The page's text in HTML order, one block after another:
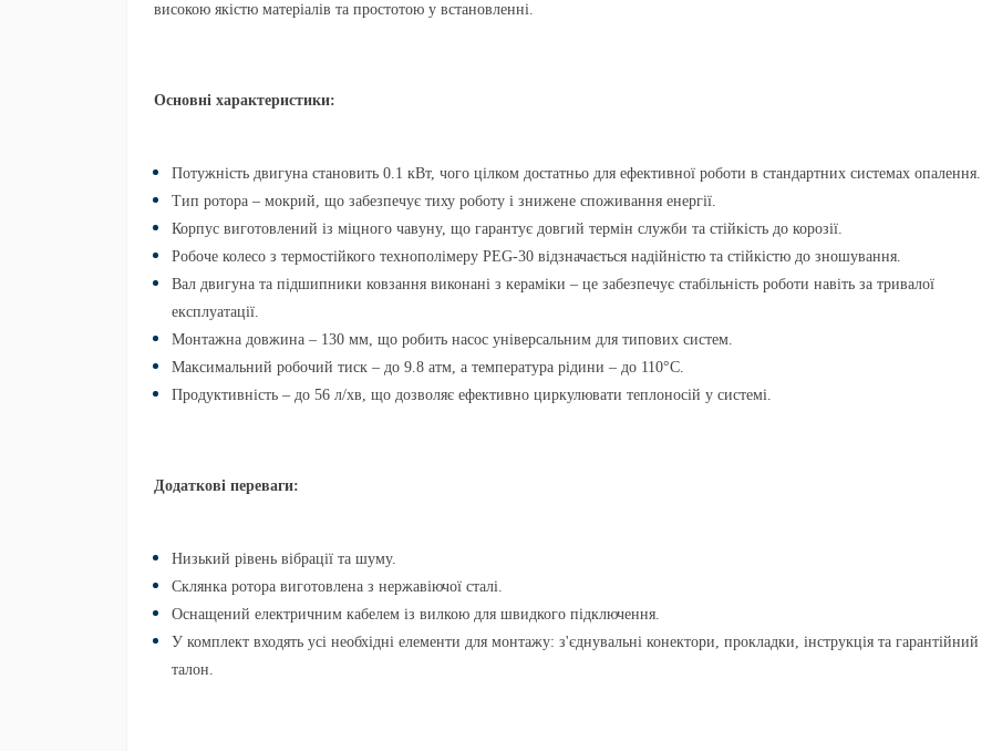
високою якістю матеріалів та простотою у встановленні.
Основні характеристики:
Потужність двигуна становить 0.1 кВт, чого цілком достатньо для ефективної роботи в стандартних системах опалення.
Тип ротора – мокрий, що забезпечує тиху роботу і знижене споживання енергії.
Корпус виготовлений із міцного чавуну, що гарантує довгий термін служби та стійкість до корозії.
Робоче колесо з термостійкого технополімеру PEG-30 відзначається надійністю та стійкістю до зношування.
Вал двигуна та підшипники ковзання виконані з кераміки – це забезпечує стабільність роботи навіть за тривалої
експлуатації.
Монтажна довжина – 130 мм, що робить насос універсальним для типових систем.
Максимальний робочий тиск – до 9.8 атм, а температура рідини – до 110°C.
Продуктивність – до 56 л/хв, що дозволяє ефективно циркулювати теплоносій у системі.
Додаткові переваги:
Низький рівень вібрації та шуму.
Склянка ротора виготовлена з нержавіючої сталі.
Оснащений електричним кабелем із вилкою для швидкого підключення.
У комплект входять усі необхідні елементи для монтажу: з'єднувальні конектори, прокладки, інструкція та гарантійний
талон.